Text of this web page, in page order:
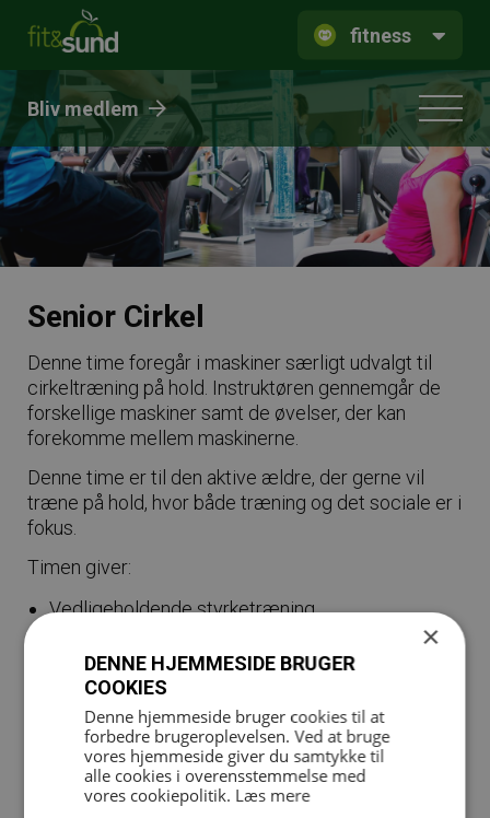
fitness
Bliv medlem
Senior Cirkel
Denne time foregår i maskiner særligt udvalgt til
cirkeltræning på hold. Instruktøren gennemgår de
forskellige maskiner samt de øvelser, der kan
forekomme mellem maskinerne.
Denne time er til den aktive ældre, der gerne vil
træne på hold, hvor både træning og det sociale er i
fokus.
Timen giver:
Vedligeholdende styrketræning
Motion i et socialt fællesskab
Timen er særlig velegnet til begyndere/utrænede.
Timen henvender sig primært til seniorer; men alle
er velkomne.
Øvelser og tempo er målrettet seniorer.
×
DENNE HJEMMESIDE BRUGER
COOKIES
Denne hjemmeside bruger cookies til at
forbedre brugeroplevelsen. Ved at bruge
vores hjemmeside giver du samtykke til
alle cookies i overensstemmelse med
vores cookiepolitik. Læs mere